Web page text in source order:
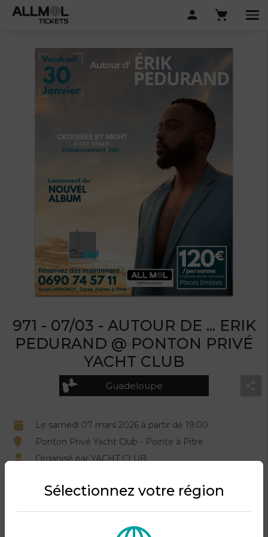
971 - 07/03 - AUTOUR DE ... ERIK
PEDURAND @ PONTON PRIVÉ
YACHT CLUB
Guadeloupe
Le samedi 07 mars 2026 à partir de 19:00
Ponton Privé Yacht Club - Pointe à Pitre
Organisé par YACHT CLUB.
DESCRIPTION DU PRODUIT
Sélectionnez votre région